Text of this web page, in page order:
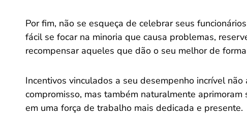
Por fim, não se esqueça de celebrar seus
fácil se focar na minoria que causa problemas,
recompensar aqueles que dão o seu melhor de
Incentivos vinculados a seu desempenho incrível
compromisso, mas também naturalmente
em uma força de trabalho mais dedicada e presente.